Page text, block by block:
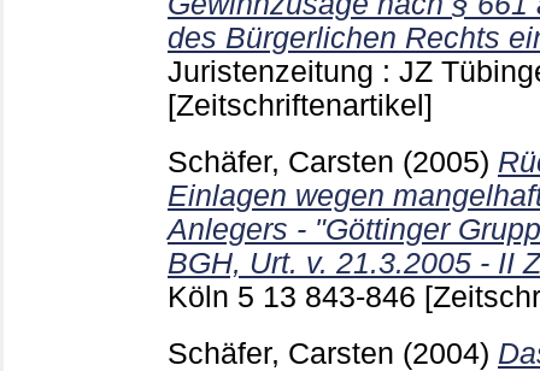
des Bürgerlichen Rechts
Juristenzeitung : JZ
[Zeitschriftenartikel]
Schäfer, Carsten (2005)
Einlagen wegen
Anlegers - "Göttinger
BGH, Urt. v. 21.3.2005 - II
Köln 5 13 843-846
Schäfer, Carsten (2004)